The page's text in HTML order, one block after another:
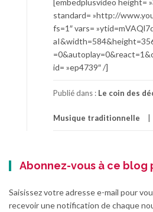
standard= »http://
fs=1″ vars=
id= »ep4739″ /]
Publié dans : Le coin des
Musique traditionnelle
Abonnez-vous à ce blog
Saisissez votre adresse e-mail pour
recevoir une notification de chaque